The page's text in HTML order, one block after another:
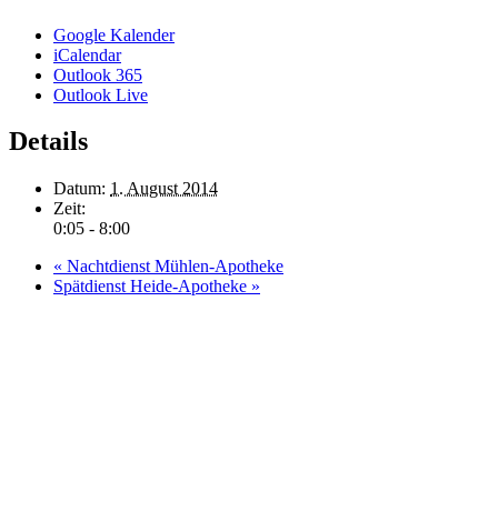
Google Kalender
iCalendar
Outlook 365
Outlook Live
Details
Datum: 1. August 2014
Zeit:
0:05 - 8:00
« Nachtdienst Mühlen-Apotheke
Spätdienst Heide-Apotheke »